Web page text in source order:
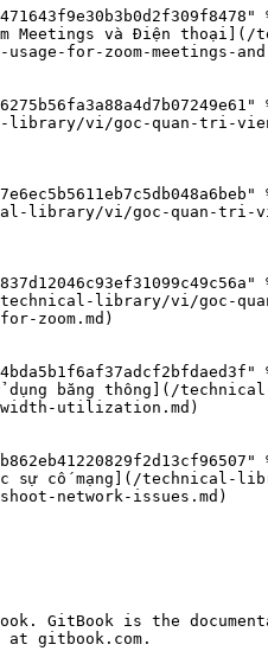
Meetings và Điện
for-zoom-meetings-and-
vi/goc-quan-tri-
library/vi/goc-quan-
technical-library/vi/goc-
zoom.md)
dụng băng thông](/
utilization.md)
sự cố mạng](/
network-issues.md)
GitBook is the
gitbook.com.